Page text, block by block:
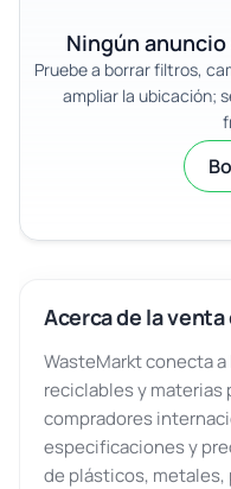
Ningún
Pruebe a borrar filtros,
ampliar la ubicación;
Acerca de la
WasteMarkt conecta
reciclables y materias
compradores
especificaciones y
de plásticos, metales,